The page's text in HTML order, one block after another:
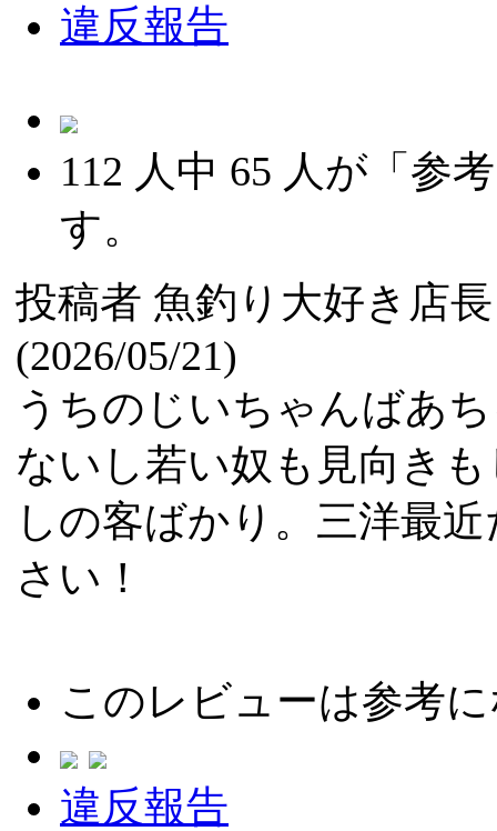
違反報告
112 人中 65 人が「参
す。
投稿者 魚釣り大好き店長
(2026/05/21)
うちのじいちゃんばあ
ないし若い奴も見向き
しの客ばかり。三洋最
さい！
このレビューは参考
違反報告